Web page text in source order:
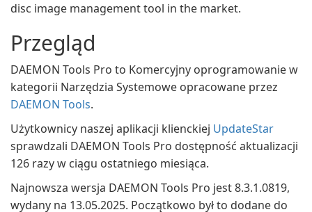
disc image management tool in the market.
Przegląd
DAEMON Tools Pro to Komercyjny oprogramowanie w
kategorii Narzędzia Systemowe opracowane przez
DAEMON Tools.
Użytkownicy naszej aplikacji klienckiej UpdateStar
sprawdzali DAEMON Tools Pro dostępność aktualizacji
126 razy w ciągu ostatniego miesiąca.
Najnowsza wersja DAEMON Tools Pro jest 8.3.1.0819,
wydany na 13.05.2025. Początkowo był to dodane do